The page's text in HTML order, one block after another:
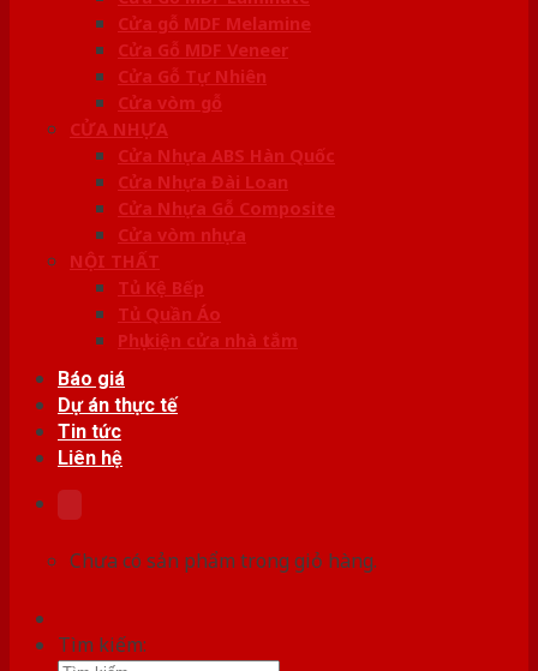
Cửa gỗ MDF Melamine
Cửa Gỗ MDF Veneer
Cửa Gỗ Tự Nhiên
Cửa vòm gỗ
CỬA NHỰA
Cửa Nhựa ABS Hàn Quốc
Cửa Nhựa Đài Loan
Cửa Nhựa Gỗ Composite
Cửa vòm nhựa
NỘI THẤT
Tủ Kệ Bếp
Tủ Quần Áo
Phụ kiện cửa nhà tắm
Báo giá
Dự án thực tế
Tin tức
Liên hệ
Chưa có sản phẩm trong giỏ hàng.
Tìm kiếm: